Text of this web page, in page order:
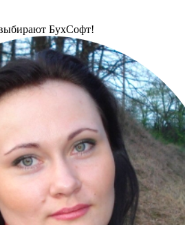
БухСофт!